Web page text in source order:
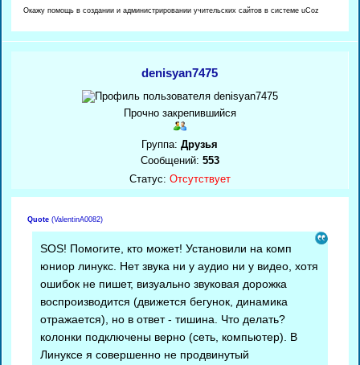
Окажу помощь в создании и администрировании учительских сайтов в системе uCoz
denisyan7475
Прочно закрепившийся
Группа: Друзья
Сообщений: 553
Статус: Отсутствует
Quote (ValentinA0082)
SOS! Помогите, кто может! Установили на комп
юниор линукс. Нет звука ни у аудио ни у видео, хотя
ошибок не пишет, визуально звуковая дорожка
воспроизводится (движется бегунок, динамика
отражается), но в ответ - тишина. Что делать?
колонки подключены верно (сеть, компьютер). В
Линуксе я совершенно не продвинутый